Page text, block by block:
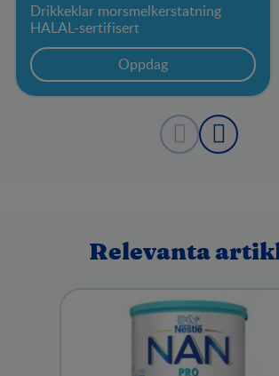
Drikkeklar morsmelkerstatning
HALAL-sertifisert
Oppdag
Relevanta